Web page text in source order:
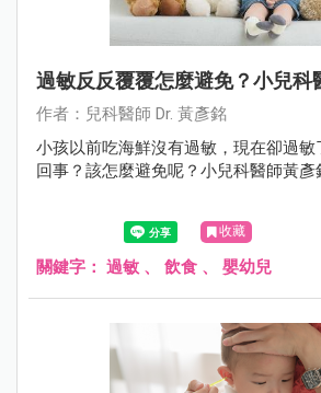
過敏反反覆覆怎麼避免？小兒科
作者：兒科醫師 Dr. 黃彥銘
小孩以前吃海鮮沒有過敏，現在卻過
回事？該怎麼避免呢？小兒科醫師黃彥
收藏
關鍵字： 過敏 、 飲食 、 嬰幼兒